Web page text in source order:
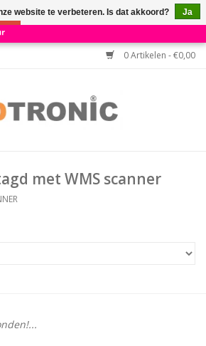
×
0 Artikelen - €0,00
met WMS scanner
website te verbeteren. Is dat akkoord?
Ja